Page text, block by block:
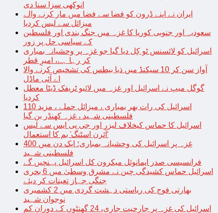
انوکھی سزا سنا دی
ایران نے اپنے ڈرون کو فضا سے فضا میں مار کرنے والے
میزائل سے لیس کردیا
سعودیہ اور جنوبی کوریا کا غزہ میں جنگ بندی اور فلسطین
کے سیاسی حل پر زور
اسرائیل کو لائسنس ٹو کِل دیا گیا جو غزہ پر وحشیانہ بمباری
کر رہا ہے، امیرِ قطر
آواز سن کر 10 سیکنڈ میں ذیا بیطس کی تشخیص کرنے والا
اے آئی ماڈل
گوگل میپ نے اسرائیل اور غزہ میں لائیو ٹریفک ڈیٹا معطل
کردیا
اسرائیل کی رات بھر بمباری ، میزائل حملے ، مزید 110
فلسطینی شہید ، غزہ کھنڈر بن گیا
اسرائیل کا حماس کیخلاف لیزر اور جی پی ایس سے لیس
‘آئرن اسٹنگ’ بم کا استعمال
غزہ پر اسرائیل کی وحشیانہ بمباری؛ ایک دن میں 400
فلسطینی شہید
فرانسیسی صدر ایمانوئل میکرون کل اسرائیل پہنچیں گے
اسرائیل حماس کشیدگی چین نے مشرق وسطیٰ میں 6 بحری
جنگی جہاز تعینات کر دیئے
بھارتی فوج کی ریاستی دہشت گردی میں 2 کشمیری
نوجوان شہید
اسرائیل کی غزہ پر جارحیت جاری، 24 گھنٹوں کے دوران کم